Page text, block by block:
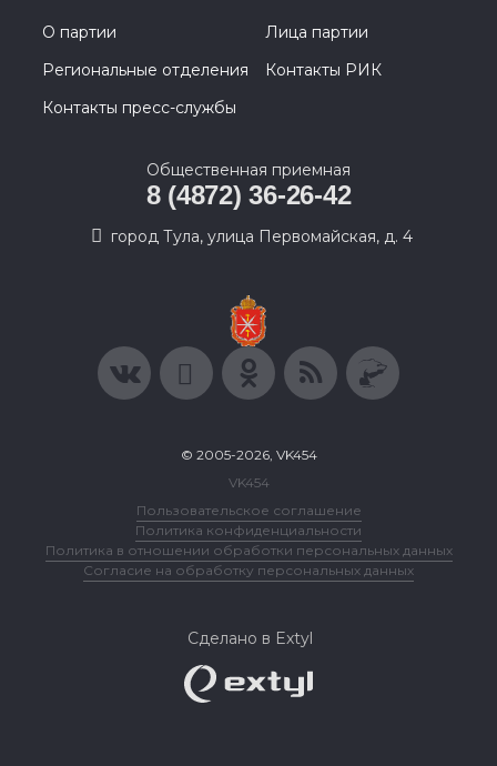
О партии
Лица партии
Региональные отделения
Контакты РИК
Контакты пресс-службы
Общественная приемная
8 (4872) 36-26-42
город Тула, улица Первомайская, д. 4
© 2005-2026, VK454
VK454
Пользовательское соглашение
Политика конфиденциальности
Политика в отношении обработки персональных данных
Согласие на обработку персональных данных
Сделано в Extyl